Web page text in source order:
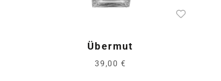
Übermut
39,00 €